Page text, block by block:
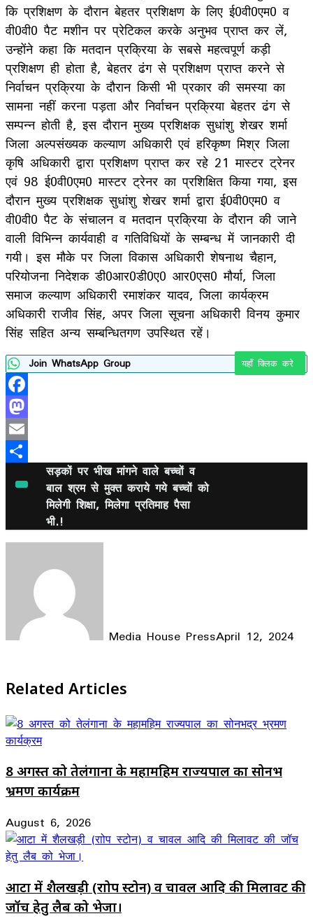
कि प्रशिक्षण के दौरान बेहतर प्रशिक्षण के लिए ई0वी0एम0 व
वी0वी0 पैट मशीन पर प्रेटिकल करके अनुभव प्राप्त कर लें,
उन्होंने कहा कि मतदान प्रक्रिया के सबसे महत्वपूर्ण कड़ी
प्रशिक्षण ही होता है, बेहतर ढंग से प्रशिक्षण प्राप्त करने से
निर्वाचन प्रक्रिया के दौरान किसी भी प्रकार की समस्या का
सामना नहीं करना पड़ता और निर्वाचन प्रक्रिया बेहतर ढंग से
सम्पन्न होती है, इस दौरान मुख्य प्रशिक्षक सुधांशु शेखर शर्मा
जिला अल्पसंख्यक कल्याण अधिकारी एवं हरिकृष्ण मिश्र जिला
कृषि अधिकारी द्वारा प्रशिक्षण प्राप्त कर रहे 21 मास्टर ट्रेनर
एवं 98 ई0वी0एम0 मास्टर ट्रेनर का प्रशिक्षित किया गया, इस
दौरान मुख्य प्रशिक्षक सुधांशु शेखर शर्मा द्वारा ई0वी0एम0 व
वी0वी0 पैट के संचालन व मतदान प्रक्रिया के दौरान की जाने
वाली विभिन्न कार्यवाही व गतिविधियों के सम्बन्ध में जानकारी दी
गयी। इस मौके पर जिला विकास अधिकारी शेषनाथ चैहान,
परियोजना निदेशक डी0आर0डी0ए0 आर0एस0 मौर्या, जिला
समाज कल्याण अधिकारी रमाशंकर यादव, जिला कार्यक्रम
अधिकारी राजीव सिंह, अपर जिला सूचना अधिकारी विनय कुमार
सिंह सहित अन्य सम्बन्धितगण उपस्थित रहें।
Join WhatsApp Group यहाँ क्लिक करे
Facebook
Mastodon
Email
सड़कों पर भीख मांगने वाले बच्चों व
बाल श्रम से मुक्त कराये गये बच्चों को
मिलेगी शिक्षा, मिलेगा प्रतिमाह पैसा
भी.!
Media House PressApril 12, 2024
Related Articles
8 अगस्त को तेलंगाना के महामहिम राज्यपाल का सोनभद्र
भ्रमण कार्यक्रम
August 6, 2026
आटा में शैलखड़ी (राोप स्टोन) व चावल आदि की मिलावट की
जॉच हेतु लैब को भेजा।